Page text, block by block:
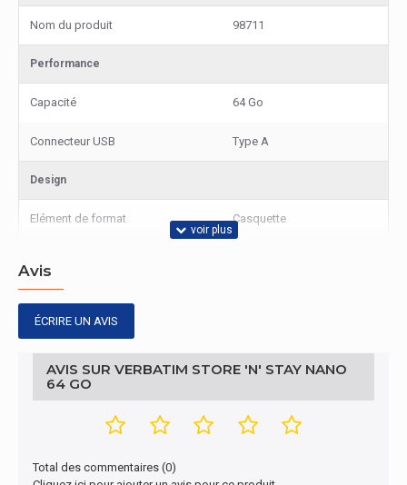
Nom du produit 98711
Performance
Capacité 64 Go
Connecteur USB Type A
Design
Elément de format Casquette
Avis
ÉCRIRE UN AVIS
AVIS SUR VERBATIM STORE 'N' STAY NANO
64 GO
Total des commentaires (0)